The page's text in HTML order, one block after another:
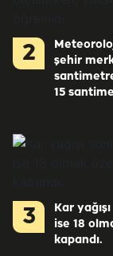
2
şehir
15
3
Kar
ise 18
kapandı.